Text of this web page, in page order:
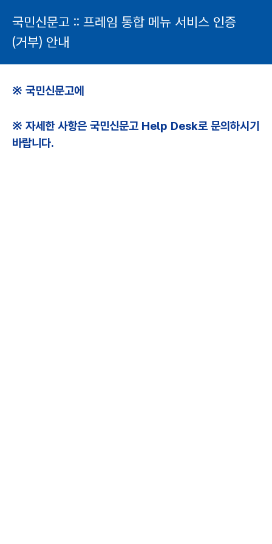
국민신문고 :: 프레임 통합 메뉴 서비스 인증
(거부) 안내
※ 국민신문고에
※ 자세한 사항은 국민신문고 Help Desk로 문의하시기
바랍니다.